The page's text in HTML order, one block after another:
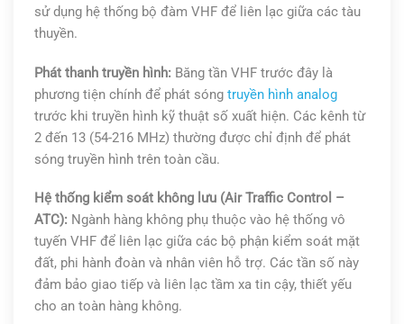
sử dụng hệ thống bộ đàm VHF để liên lạc giữa các tàu
thuyền.
Phát thanh truyền hình: Băng tần VHF trước đây là
phương tiện chính để phát sóng truyền hình analog
trước khi truyền hình kỹ thuật số xuất hiện. Các kênh từ
2 đến 13 (54-216 MHz) thường được chỉ định để phát
sóng truyền hình trên toàn cầu.
Hệ thống kiểm soát không lưu (Air Traffic Control –
ATC): Ngành hàng không phụ thuộc vào hệ thống vô
tuyến VHF để liên lạc giữa các bộ phận kiểm soát mặt
đất, phi hành đoàn và nhân viên hỗ trợ. Các tần số này
đảm bảo giao tiếp và liên lạc tầm xa tin cậy, thiết yếu
cho an toàn hàng không.